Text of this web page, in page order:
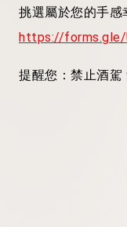
挑選屬於您的手
https://forms.gle/
提醒您：禁止酒駕